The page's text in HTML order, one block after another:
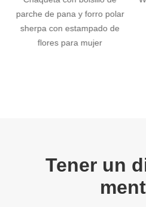
Chunky Fleece Holder
Sweatshirt
Tener un